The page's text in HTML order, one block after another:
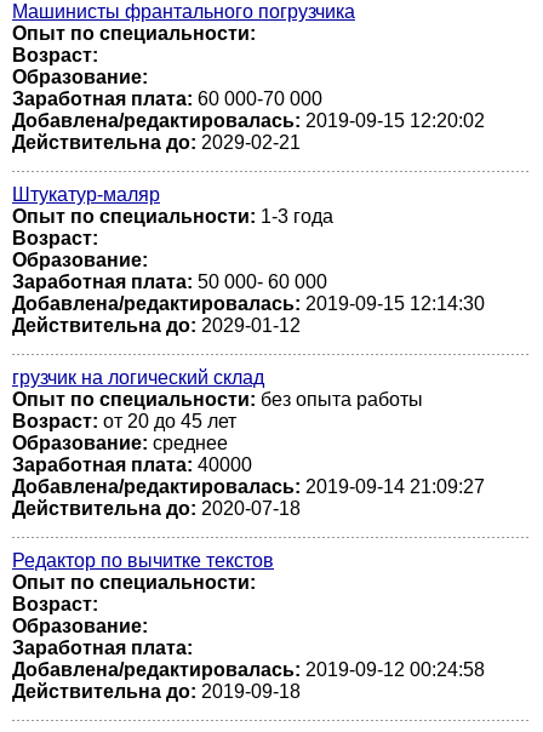
Машинисты франтального погрузчика
Опыт по специальности:
Возраст:
Образование:
Заработная плата: 60 000-70 000
Добавлена/редактировалась: 2019-09-15 12:20:02
Действительна до: 2029-02-21
Штукатур-маляр
Опыт по специальности: 1-3 года
Возраст:
Образование:
Заработная плата: 50 000- 60 000
Добавлена/редактировалась: 2019-09-15 12:14:30
Действительна до: 2029-01-12
грузчик на логический склад
Опыт по специальности: без опыта работы
Возраст: от 20 до 45 лет
Образование: среднее
Заработная плата: 40000
Добавлена/редактировалась: 2019-09-14 21:09:27
Действительна до: 2020-07-18
Редактор по вычитке текстов
Опыт по специальности:
Возраст:
Образование:
Заработная плата:
Добавлена/редактировалась: 2019-09-12 00:24:58
Действительна до: 2019-09-18